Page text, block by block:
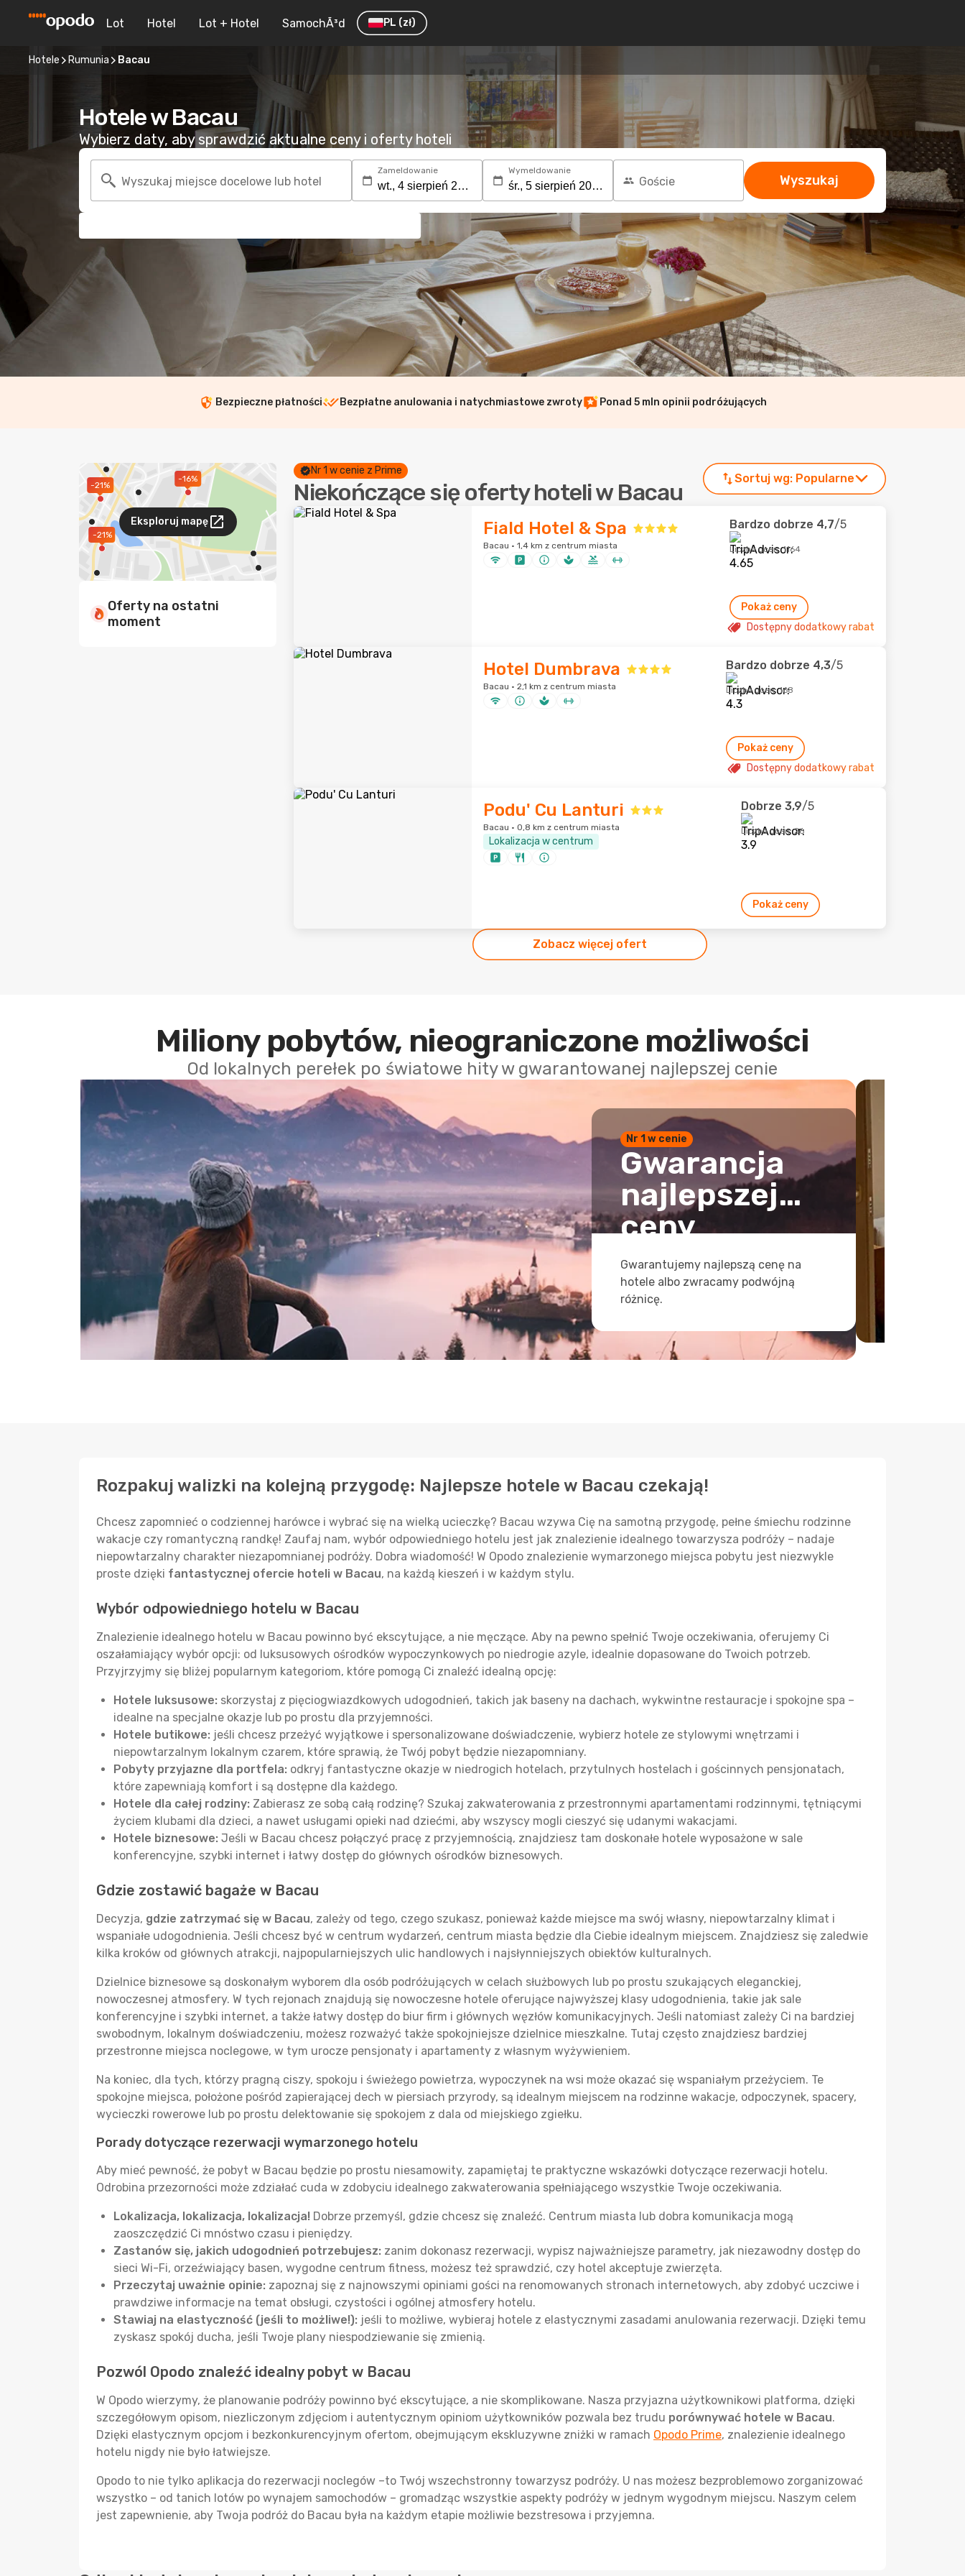
Lot Hotel Lot + Hotel SamochÃ³d PL (zł)
Hotele Rumunia Bacau
Hotele w Bacau
Wybierz daty, aby sprawdzić aktualne ceny i oferty hoteli
Wyszukaj miejsce docelowe lub hotel
Zameldowanie Wymeldowanie
Goście Wyszukaj
Bezpieczne płatności Bezpłatne anulowania i natychmiastowe zwroty Ponad 5 mln opinii podróżujących
-21%
-21%
-16%
Eksploruj mapę
Oferty na ostatni
moment
Nr 1 w cenie z Prime
Niekończące się oferty hoteli w Bacau
Sortuj wg: Popularne
Fiald Hotel & Spa
Bacau · 1,4 km z centrum miasta
Bardzo dobrze 4,7/5
Liczba ocen: 1164
Pokaż ceny
Dostępny dodatkowy rabat
Hotel Dumbrava
Bacau · 2,1 km z centrum miasta
Bardzo dobrze 4,3/5
Liczba ocen: 168
Pokaż ceny
Dostępny dodatkowy rabat
Podu' Cu Lanturi
Bacau · 0,8 km z centrum miasta
Lokalizacja w centrum
Dobrze 3,9/5
Liczba ocen: 26
Pokaż ceny
Zobacz więcej ofert
Miliony pobytów, nieograniczone możliwości
Od lokalnych perełek po światowe hity w gwarantowanej najlepszej cenie
Nr 1 w cenie
Gwarancja
najlepszej
ceny
Gwarantujemy najlepszą cenę na
hotele albo zwracamy podwójną
różnicę.
Rozpakuj walizki na kolejną przygodę: Najlepsze hotele w Bacau czekają!
Chcesz zapomnieć o codziennej harówce i wybrać się na wielką ucieczkę? Bacau wzywa Cię na samotną przygodę, pełne śmiechu rodzinne
wakacje czy romantyczną randkę! Zaufaj nam, wybór odpowiedniego hotelu jest jak znalezienie idealnego towarzysza podróży – nadaje
niepowtarzalny charakter niezapomnianej podróży. Dobra wiadomość! W Opodo znalezienie wymarzonego miejsca pobytu jest niezwykle
proste dzięki fantastycznej ofercie hoteli w Bacau, na każdą kieszeń i w każdym stylu.
Wybór odpowiedniego hotelu w Bacau
Znalezienie idealnego hotelu w Bacau powinno być ekscytujące, a nie męczące. Aby na pewno spełnić Twoje oczekiwania, oferujemy Ci
oszałamiający wybór opcji: od luksusowych ośrodków wypoczynkowych po niedrogie azyle, idealnie dopasowane do Twoich potrzeb.
Przyjrzyjmy się bliżej popularnym kategoriom, które pomogą Ci znaleźć idealną opcję:
Hotele luksusowe: skorzystaj z pięciogwiazdkowych udogodnień, takich jak baseny na dachach, wykwintne restauracje i spokojne spa –
idealne na specjalne okazje lub po prostu dla przyjemności.
Hotele butikowe: jeśli chcesz przeżyć wyjątkowe i spersonalizowane doświadczenie, wybierz hotele ze stylowymi wnętrzami i
niepowtarzalnym lokalnym czarem, które sprawią, że Twój pobyt będzie niezapomniany.
Pobyty przyjazne dla portfela: odkryj fantastyczne okazje w niedrogich hotelach, przytulnych hostelach i gościnnych pensjonatach,
które zapewniają komfort i są dostępne dla każdego.
Hotele dla całej rodziny: Zabierasz ze sobą całą rodzinę? Szukaj zakwaterowania z przestronnymi apartamentami rodzinnymi, tętniącymi
życiem klubami dla dzieci, a nawet usługami opieki nad dziećmi, aby wszyscy mogli cieszyć się udanymi wakacjami.
Hotele biznesowe: Jeśli w Bacau chcesz połączyć pracę z przyjemnością, znajdziesz tam doskonałe hotele wyposażone w sale
konferencyjne, szybki internet i łatwy dostęp do głównych ośrodków biznesowych.
Gdzie zostawić bagaże w Bacau
Decyzja, gdzie zatrzymać się w Bacau, zależy od tego, czego szukasz, ponieważ każde miejsce ma swój własny, niepowtarzalny klimat i
wspaniałe udogodnienia. Jeśli chcesz być w centrum wydarzeń, centrum miasta będzie dla Ciebie idealnym miejscem. Znajdziesz się zaledwie
kilka kroków od głównych atrakcji, najpopularniejszych ulic handlowych i najsłynniejszych obiektów kulturalnych.
Dzielnice biznesowe są doskonałym wyborem dla osób podróżujących w celach służbowych lub po prostu szukających eleganckiej,
nowoczesnej atmosfery. W tych rejonach znajdują się nowoczesne hotele oferujące najwyższej klasy udogodnienia, takie jak sale
konferencyjne i szybki internet, a także łatwy dostęp do biur firm i głównych węzłów komunikacyjnych. Jeśli natomiast zależy Ci na bardziej
swobodnym, lokalnym doświadczeniu, możesz rozważyć także spokojniejsze dzielnice mieszkalne. Tutaj często znajdziesz bardziej
przestronne miejsca noclegowe, w tym urocze pensjonaty i apartamenty z własnym wyżywieniem.
Na koniec, dla tych, którzy pragną ciszy, spokoju i świeżego powietrza, wypoczynek na wsi może okazać się wspaniałym przeżyciem. Te
spokojne miejsca, położone pośród zapierającej dech w piersiach przyrody, są idealnym miejscem na rodzinne wakacje, odpoczynek, spacery,
wycieczki rowerowe lub po prostu delektowanie się spokojem z dala od miejskiego zgiełku.
Porady dotyczące rezerwacji wymarzonego hotelu
Aby mieć pewność, że pobyt w Bacau będzie po prostu niesamowity, zapamiętaj te praktyczne wskazówki dotyczące rezerwacji hotelu.
Odrobina przezorności może zdziałać cuda w zdobyciu idealnego zakwaterowania spełniającego wszystkie Twoje oczekiwania.
Lokalizacja, lokalizacja, lokalizacja! Dobrze przemyśl, gdzie chcesz się znaleźć. Centrum miasta lub dobra komunikacja mogą
zaoszczędzić Ci mnóstwo czasu i pieniędzy.
Zastanów się, jakich udogodnień potrzebujesz: zanim dokonasz rezerwacji, wypisz najważniejsze parametry, jak niezawodny dostęp do
sieci Wi-Fi, orzeźwiający basen, wygodne centrum fitness, możesz też sprawdzić, czy hotel akceptuje zwierzęta.
Przeczytaj uważnie opinie: zapoznaj się z najnowszymi opiniami gości na renomowanych stronach internetowych, aby zdobyć uczciwe i
prawdziwe informacje na temat obsługi, czystości i ogólnej atmosfery hotelu.
Stawiaj na elastyczność (jeśli to możliwe!): jeśli to możliwe, wybieraj hotele z elastycznymi zasadami anulowania rezerwacji. Dzięki temu
zyskasz spokój ducha, jeśli Twoje plany niespodziewanie się zmienią.
Pozwól Opodo znaleźć idealny pobyt w Bacau
W Opodo wierzymy, że planowanie podróży powinno być ekscytujące, a nie skomplikowane. Nasza przyjazna użytkownikowi platforma, dzięki
szczegółowym opisom, niezliczonym zdjęciom i autentycznym opiniom użytkowników pozwala bez trudu porównywać hotele w Bacau.
Dzięki elastycznym opcjom i bezkonkurencyjnym ofertom, obejmującym ekskluzywne zniżki w ramach Opodo Prime, znalezienie idealnego
hotelu nigdy nie było łatwiejsze.
Opodo to nie tylko aplikacja do rezerwacji noclegów –to Twój wszechstronny towarzysz podróży. U nas możesz bezproblemowo zorganizować
wszystko – od tanich lotów po wynajem samochodów – gromadząc wszystkie aspekty podróży w jednym wygodnym miejscu. Naszym celem
jest zapewnienie, aby Twoja podróż do Bacau była na każdym etapie możliwie bezstresowa i przyjemna.